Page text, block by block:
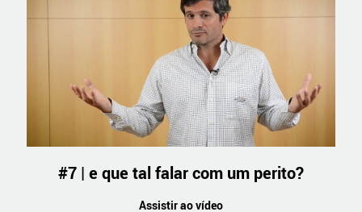
#7 | e que tal falar com um perito?
Assistir ao vídeo